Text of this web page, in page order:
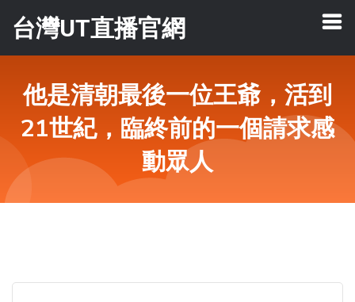
台灣UT直播官網
他是清朝最後一位王爺，活到
21世紀，臨終前的一個請求感
動眾人